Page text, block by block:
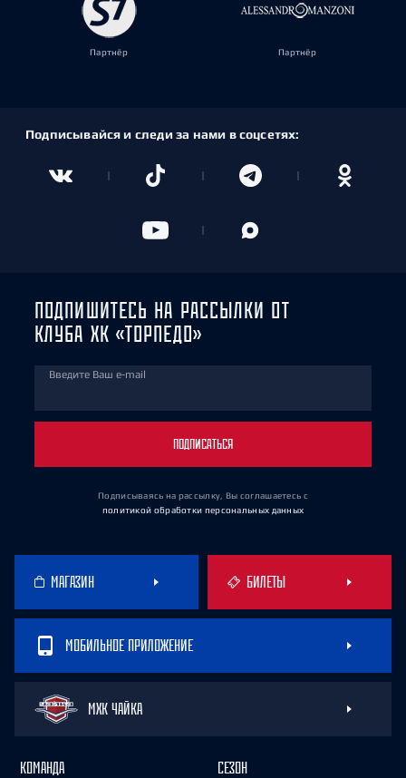
Партнёр Партнёр
Подписывайся и следи за нами в соцсетях:
ПОДПИШИТЕСЬ НА РАССЫЛКИ ОТ
КЛУБА ХК «ТОРПЕДО»
Введите Ваш e-mail
ПОДПИСАТЬСЯ
Подписываясь на рассылку, Вы соглашаетесь с
политикой обработки персональных данных
МАГАЗИН БИЛЕТЫ
МОБИЛЬНОЕ ПРИЛОЖЕНИЕ
МХК ЧАЙКА
КОМАНДА СЕЗОН